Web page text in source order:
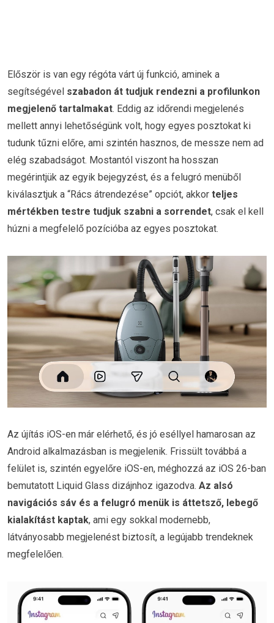
Először is van egy régóta várt új funkció, aminek a
segítségével szabadon át tudjuk rendezni a profilunkon
megjelenő tartalmakat. Eddig az időrendi megjelenés
mellett annyi lehetőségünk volt, hogy egyes posztokat ki
tudunk tűzni előre, ami szintén hasznos, de messze nem ad
elég szabadságot. Mostantól viszont ha hosszan
megérintjük az egyik bejegyzést, és a felugró menüből
kiválasztjuk a “Rács átrendezése” opciót, akkor teljes
mértékben testre tudjuk szabni a sorrendet, csak el kell
húzni a megfelelő pozícióba az egyes posztokat.
Az újítás iOS-en már elérhető, és jó eséllyel hamarosan az
Android alkalmazásban is megjelenik. Frissült továbbá a
felület is, szintén egyelőre iOS-en, méghozzá az iOS 26-ban
bemutatott Liquid Glass dizájnhoz igazodva. Az alsó
navigációs sáv és a felugró menük is áttetsző, lebegő
kialakítást kaptak, ami egy sokkal modernebb,
látványosabb megjelenést biztosít, a legújabb trendeknek
megfelelően.